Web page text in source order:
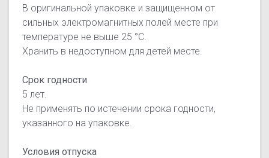
В оригинальной упаковке и защищенном от
сильных электромагнитных полей месте при
температуре не выше 25 °С.
Хранить в недоступном для детей месте.
Срок годности
5 лет.
Не применять по истечении срока годности,
указанного на упаковке.
Условия отпуска